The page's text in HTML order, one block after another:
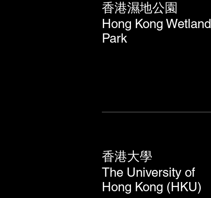
香港濕地公園
Hong Kong Wetland
Park
香港大學
The University of
Hong Kong (HKU)